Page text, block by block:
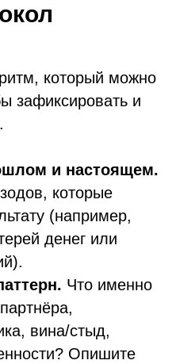
который можно
зафиксировать и
и настоящем.
которые
(например,
денег или
Что именно
вина/стыд,
Опишите